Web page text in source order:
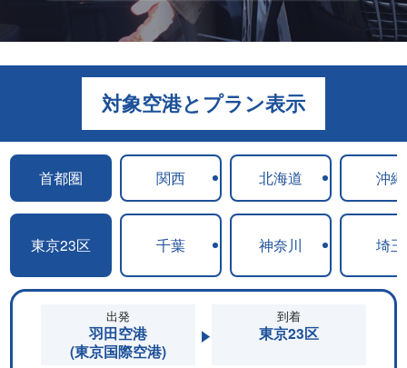
対象空港とプラン表示
首都圏 関西 北海道 沖縄
東京23区 千葉 神奈川 埼玉
出発
羽田空港
(東京国際空港)
到着
東京23区